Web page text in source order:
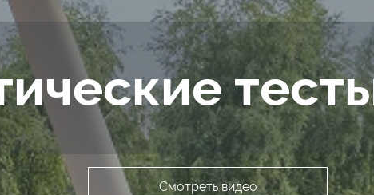
Смотреть видео